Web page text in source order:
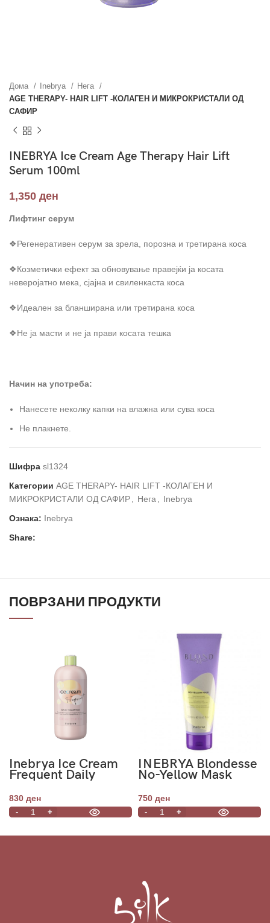
Дома Inebrya
Нега
AGE THERAPY- HAIR LIFT -КОЛАГЕН И МИКРОКРИСТАЛИ ОД
САФИР
INEBRYA Ice Cream Age Therapy Hair Lift
Serum 100ml
1,350 ден
Лифтинг серум
❖Регенеративен серум за зрела, порозна и третирана коса
❖Козметички ефект за обновување правејќи ја косата
неверојатно мека, сјајна и свиленкаста коса
❖Идеален за бланширана или третирана коса
❖Не ја масти и не ја прави косата тешка
Начин на употреба:
Нанесете неколку капки на влажна или сува коса
Не плакнете.
Шифра sl1324
Категории AGE THERAPY- HAIR LIFT -КОЛАГЕН И
МИКРОКРИСТАЛИ ОД САФИР
Нега
Inebrya
Ознака: Inebrya
Share:
ПОВРЗАНИ ПРОДУКТИ
Inebrya Ice Cream
Frequent Daily
Shampoo 1000ml
830 ден
INEBRYA Blondesse
No-Yellow Mask
750 ден